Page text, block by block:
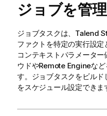
ジョブを管理
ジョブタスクは、 Talend
ファクトを特定の実行設
コンテキストパラメータ
ウドやRemote Engineな
す。ジョブタスクをビル
をスケジュール設定できま